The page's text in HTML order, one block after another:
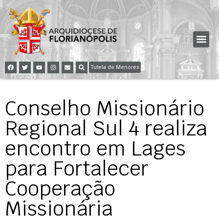
Tutela de Menores
Conselho Missionário
Regional Sul 4 realiza
encontro em Lages
para Fortalecer
Cooperação
Missionária